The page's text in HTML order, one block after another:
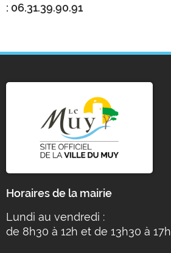
: 06.31.39.90.91
Horaires de la mairie
Lundi au vendredi :
de 8h30 à 12h et de 13h30 à 17h